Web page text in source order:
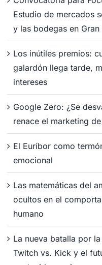
Campaña de
captación de
encuestas
servicio de
coches en
Estudio de mercados
y las bodegas en Gran
Los inútiles premios:
galardón llega tarde,
intereses
Google Zero: ¿Se
renace el marketing
El Euríbor como
emocional
Las matemáticas del
ocultos en el
humano
La nueva batalla por
Twitch vs. Kick y el